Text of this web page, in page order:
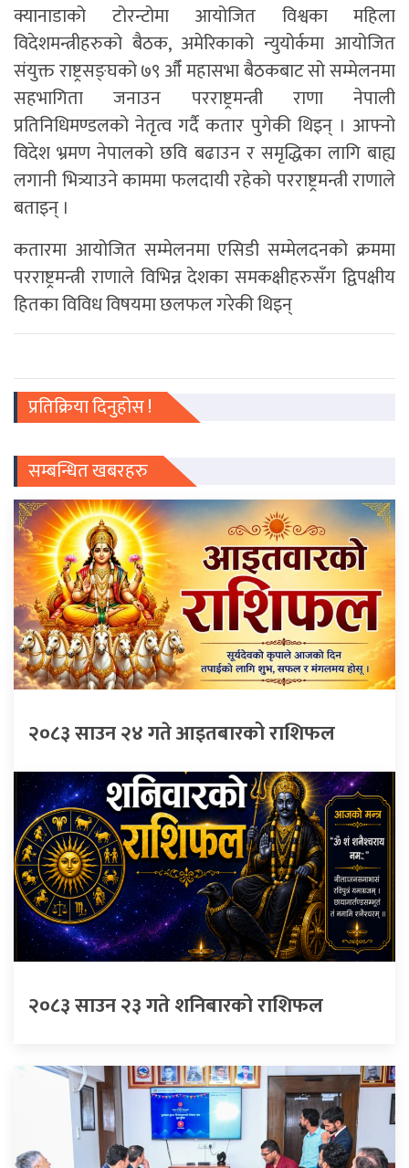
क्यानाडाको टोरन्टोमा आयोजित विश्वका महिला
विदेशमन्त्रीहरुको बैठक, अमेरिकाको न्युयोर्कमा आयोजित
संयुक्त राष्ट्रसङ्घको ७९ औँ महासभा बैठकबाट सो सम्मेलनमा
सहभागिता जनाउन परराष्ट्रमन्त्री राणा नेपाली
प्रतिनिधिमण्डलको नेतृत्व गर्दै कतार पुगेकी थिइन् । आफ्नो
विदेश भ्रमण नेपालको छवि बढाउन र समृद्धिका लागि बाह्य
लगानी भित्र्याउने काममा फलदायी रहेको परराष्ट्रमन्त्री राणाले
बताइन् ।
कतारमा आयोजित सम्मेलनमा एसिडी सम्मेलदनको क्रममा
परराष्ट्रमन्त्री राणाले विभिन्न देशका समकक्षीहरुसँग द्विपक्षीय
हितका विविध विषयमा छलफल गरेकी थिइन्
प्रतिक्रिया दिनुहोस !
सम्बन्धित खबरहरु
२०८३ साउन २४ गते आइतबारको राशिफल
२०८३ साउन २३ गते शनिबारको राशिफल